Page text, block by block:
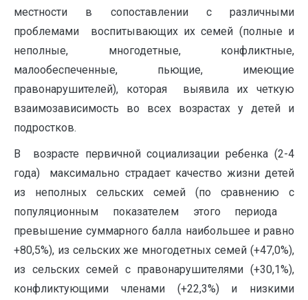
местности в сопоставлении с различными
проблемами воспитывающих их семей (полные и
неполные, многодетные, конфликтные,
малообеспеченные, пьющие, имеющие
правонарушителей), которая выявила их четкую
взаимозависимость во всех возрастах у детей и
подростков.
В возрасте первичной социализации ребенка (2-4
года) максимально страдает качество жизни детей
из неполных сельских семей (по сравнению с
популяционным показателем этого периода
превышение суммарного балла наибольшее и равно
+80,5%), из сельских же многодетных семей (+47,0%),
из сельских семей с правонарушителями (+30,1%),
конфликтующими членами (+22,3%) и низкими